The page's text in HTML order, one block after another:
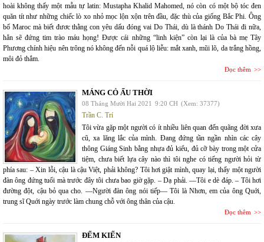
hoài không thấy một mẫu tự latin: Mustapha Khalid Mahomed, nó còn có một bộ tóc đen
quăn tít như những chiếc lò xo nhỏ mọc lộn xộn trên đầu, đặc thù của giống Bắc Phi. Ông
bố Maroc mà biết đươc thằng con yêu dấu đóng vai Do Thái, dù là thánh Do Thái đi nữa,
hẳn sẽ đứng tim trào máu họng! Được cái những “linh kiện” còn lại là của bà mẹ Tây
Phương chính hiệu nên trông nó không đến nỗi quá lộ liễu: mắt xanh, mũi lõ, da trắng hồng,
môi đỏ thắm.
Đọc thêm
MÁNG CỎ ẤU THỜI
08 Tháng Mười Hai 2021 9:20 CH (Xem: 37377)
Trần C. Trí
Tôi vừa gặp một người có ít nhiều liên quan đến quãng đời xưa
cũ, xa lăng lắc của mình. Đang đứng tần ngần nhìn các cây
thông Giáng Sinh bằng nhựa đủ kiểu, đủ cỡ bày trong một cửa
tiệm, chưa biết lựa cây nào thì tôi nghe có tiếng người hỏi từ
phía sau: – Xin lỗi, cậu là cậu Việt, phải không? Tôi hơi giật mình, quay lại, thấy một người
đàn ông đứng tuổi mà trước đây tôi chưa bao giờ gặp. – Dạ phải. —Tôi e dè đáp. – Tôi hơi
đường đột, cậu bỏ qua cho. —Người đàn ông nói tiếp— Tôi là Nhơn, em của ông Quới,
trung sĩ Quới ngày trước làm chung chỗ với ông thân của cậu.
Đọc thêm
ĐẾM KIẾN